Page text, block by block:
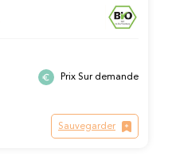
Prix Sur demande
Sauvegarder